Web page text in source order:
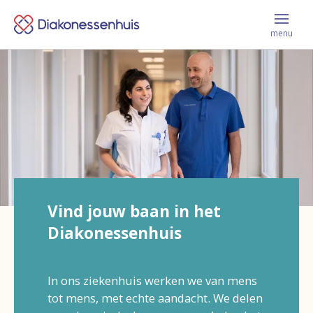
Keer
terug
Menu
menu
Leer ons kennen
Jij krijgt bij ons
Werken en leren
Contact
Vind jouw baan in het
Diakonessenhuis
In ons ziekenhuis werken we van mens
tot mens, met echte aandacht. We delen